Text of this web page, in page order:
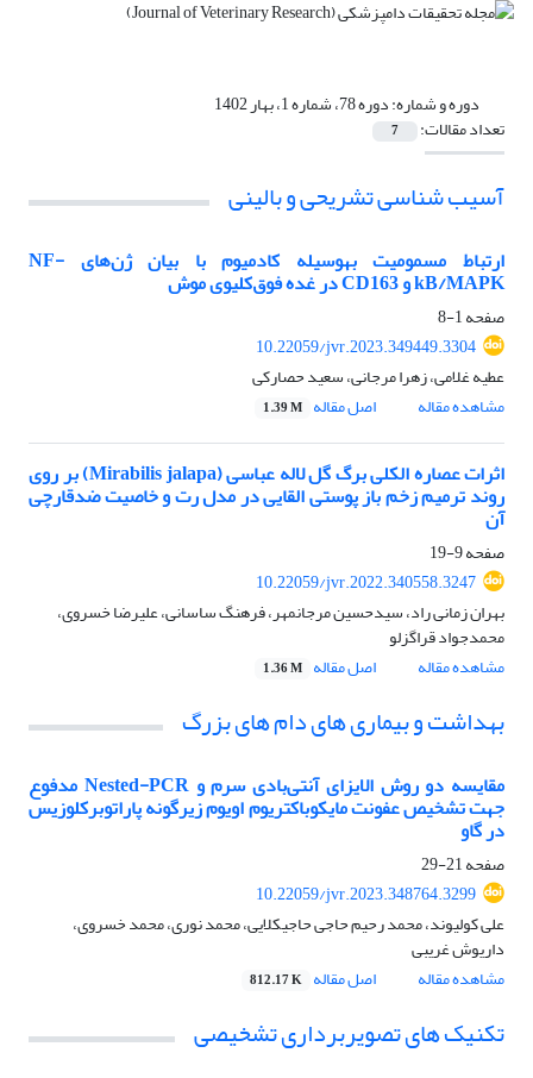
دوره و شماره:دوره 78، شماره 1، بهار 1402
تعداد مقالات: 7
آسیب شناسی تشریحی و بالینی
ارتباط مسمومیت به‎وسیله کادمیوم با بیان ژن‌های NF-
kB/MAPK و CD163 در غده فوق‌کلیوی موش
صفحه1-8
10.22059/jvr.2023.349449.3304
عطیه غلامی، زهرا مرجانی، سعید حصارکی
مشاهده مقاله
اصل مقاله 1.39 M
اثرات عصاره الکلی برگ گل لاله عباسی (Mirabilis jalapa) بر روی
روند ترمیم زخم باز پوستی القایی در مدل رت و خاصیت ضد‌قارچی
آن
صفحه9-19
10.22059/jvr.2022.340558.3247
بهران زمانی راد، سیدحسین مرجانمهر، فرهنگ ساسانی، علیرضا خسروی،
محمدجواد قراگزلو
مشاهده مقاله
اصل مقاله 1.36 M
بهداشت و بیماری های دام های بزرگ
مقایسه دو روش الایزای آنتی‌بادی سرم و Nested-PCR مدفوع
جهت تشخیص عفونت مایکوباکتریوم اویوم زیرگونه پاراتوبرکلوزیس
در گاو
صفحه21-29
10.22059/jvr.2023.348764.3299
علی کولیوند، محمد رحیم حاجی حاجیکلایی، محمد نوری، محمد خسروی،
داریوش غریبی
مشاهده مقاله
اصل مقاله 812.17 K
تکنیک های تصویربرداری تشخیصی